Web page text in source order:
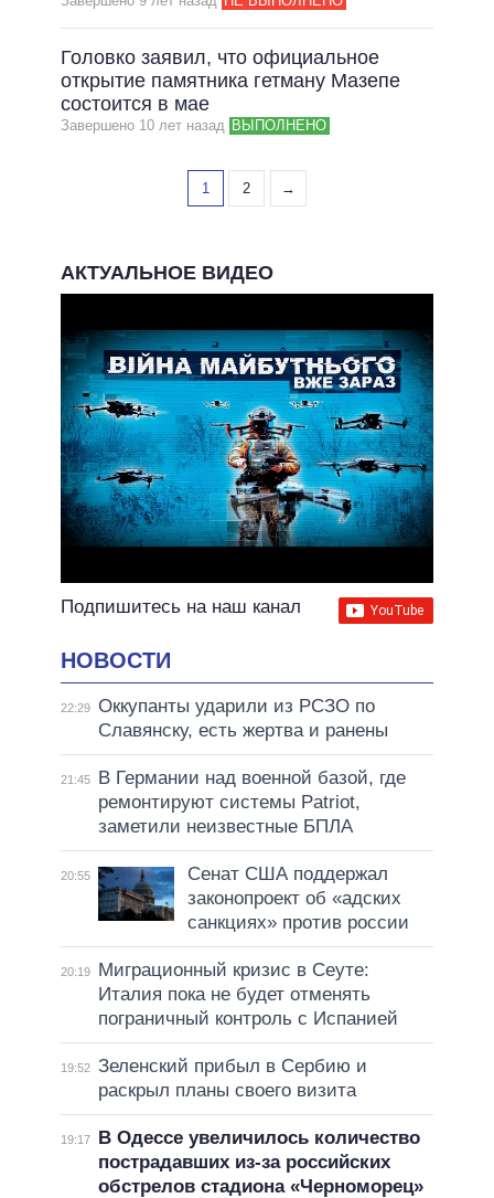
Головко заявил, что официальное
открытие памятника гетману Мазепе
состоится в мае
Завершено 10 лет назад ВЫПОЛНЕНО
1 2 →
АКТУАЛЬНОЕ ВИДЕО
Подпишитесь на наш канал
НОВОСТИ
22:29 Оккупанты ударили из РСЗО по
Славянску, есть жертва и ранены
21:45
В Германии над военной базой, где
ремонтируют системы Patriot,
заметили неизвестные БПЛА
20:55
Сенат США поддержал
законопроект об «адских
санкциях» против россии
20:19
Миграционный кризис в Сеуте:
Италия пока не будет отменять
пограничный контроль с Испанией
19:52 Зеленский прибыл в Сербию и
раскрыл планы своего визита
19:17
В Одессе увеличилось количество
пострадавших из-за российских
обстрелов стадиона «Черноморец»